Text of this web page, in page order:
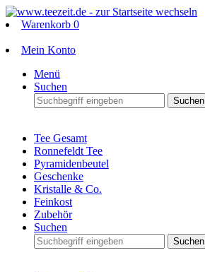
Warenkorb 0
Mein Konto
Menü
Suchen
Suchen
Tee Gesamt
Ronnefeldt Tee
Pyramidenbeutel
Geschenke
Kristalle & Co.
Feinkost
Zubehör
Suchen
Suchen